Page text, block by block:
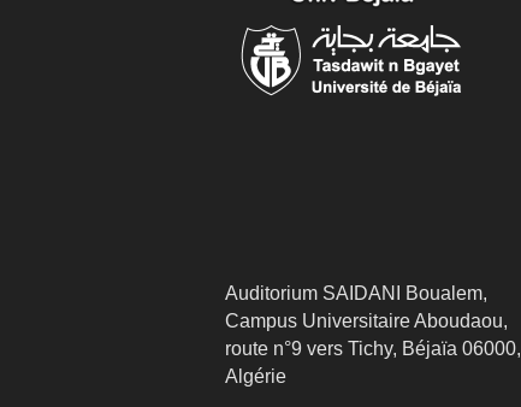
Auditorium SAIDANI Boualem,
Campus Universitaire Aboudaou,
route n°9 vers Tichy, Béjaïa 06000,
Algérie